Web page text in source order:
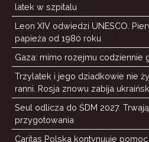
latek w szpitalu
Leon XIV odwiedzi UNESCO.
papieża od 1980 roku
Gaza: mimo rozejmu codziennie
Trzylatek i jego dziadkowie nie
ranni. Rosja znowu zabija
Seul odlicza do ŚDM 2027.
przygotowania
Caritas Polska kontynuuje